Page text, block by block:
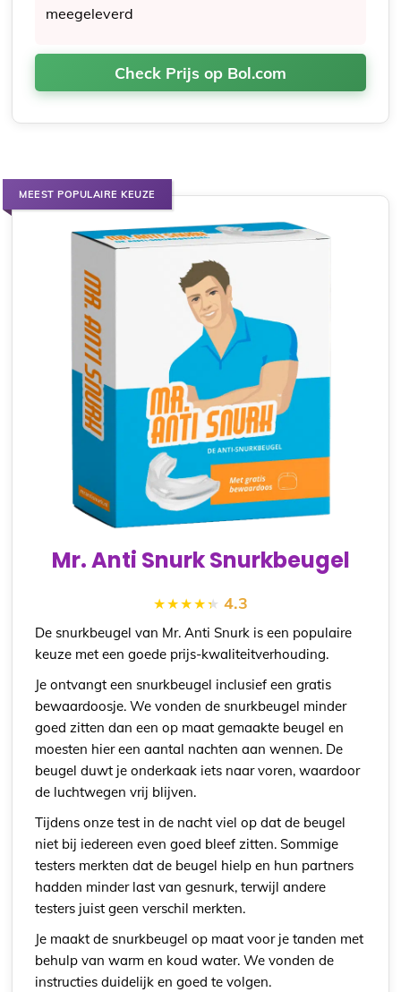
meegeleverd
Check Prijs op Bol.com
MEEST POPULAIRE KEUZE
Mr. Anti Snurk Snurkbeugel
4.3
De snurkbeugel van Mr. Anti Snurk is een populaire
keuze met een goede prijs-kwaliteitverhouding.
Je ontvangt een snurkbeugel inclusief een gratis
bewaardoosje. We vonden de snurkbeugel minder
goed zitten dan een op maat gemaakte beugel en
moesten hier een aantal nachten aan wennen. De
beugel duwt je onderkaak iets naar voren, waardoor
de luchtwegen vrij blijven.
Tijdens onze test in de nacht viel op dat de beugel
niet bij iedereen even goed bleef zitten. Sommige
testers merkten dat de beugel hielp en hun partners
hadden minder last van gesnurk, terwijl andere
testers juist geen verschil merkten.
Je maakt de snurkbeugel op maat voor je tanden met
behulp van warm en koud water. We vonden de
instructies duidelijk en goed te volgen.